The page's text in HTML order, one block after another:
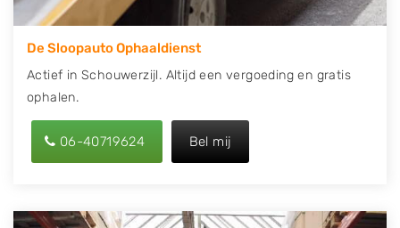
De Sloopauto Ophaaldienst
Actief in Schouwerzijl. Altijd een vergoeding en gratis
ophalen.
06-40719624 Bel mij